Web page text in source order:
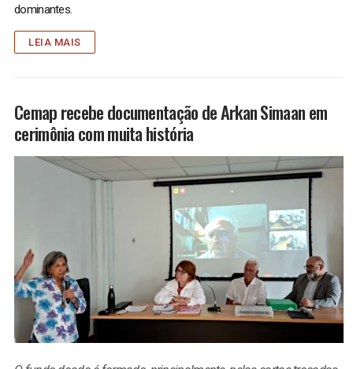
dominantes.
LEIA MAIS
Cemap recebe documentação de Arkan Simaan em
cerimônia com muita história